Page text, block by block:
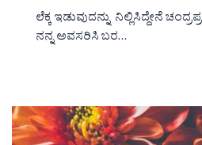
ಲೆಕ್ಕ ಇಡುವುದನ್ನು ನಿಲ್ಲಿಸಿದ್ದೇನೆ
ನನ್ನ ಅವಸರಿಸಿ ಬರ…